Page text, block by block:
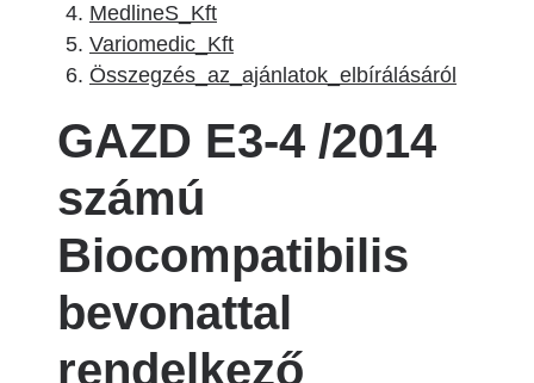
MedlineS_Kft
Variomedic_Kft
Összegzés_az_ajánlatok_elbírálásáról
GAZD E3-4 /2014
számú
Biocompatibilis
bevonattal
rendelkező